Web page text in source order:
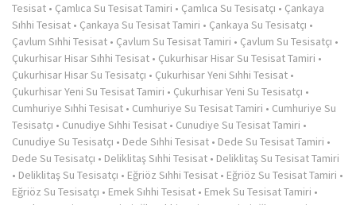
Tesisat • Çamlıca Su Tesisat Tamiri • Çamlıca Su Tesisatçı • Çankaya
Sıhhi Tesisat • Çankaya Su Tesisat Tamiri • Çankaya Su Tesisatçı •
Çavlum Sıhhi Tesisat • Çavlum Su Tesisat Tamiri • Çavlum Su Tesisatçı •
Çukurhisar Hisar Sıhhi Tesisat • Çukurhisar Hisar Su Tesisat Tamiri •
Çukurhisar Hisar Su Tesisatçı • Çukurhisar Yeni Sıhhi Tesisat •
Çukurhisar Yeni Su Tesisat Tamiri • Çukurhisar Yeni Su Tesisatçı •
Cumhuriye Sıhhi Tesisat • Cumhuriye Su Tesisat Tamiri • Cumhuriye Su
Tesisatçı • Cunudiye Sıhhi Tesisat • Cunudiye Su Tesisat Tamiri •
Cunudiye Su Tesisatçı • Dede Sıhhi Tesisat • Dede Su Tesisat Tamiri •
Dede Su Tesisatçı • Deliklitaş Sıhhi Tesisat • Deliklitaş Su Tesisat Tamiri
• Deliklitaş Su Tesisatçı • Eğriöz Sıhhi Tesisat • Eğriöz Su Tesisat Tamiri •
Eğriöz Su Tesisatçı • Emek Sıhhi Tesisat • Emek Su Tesisat Tamiri •